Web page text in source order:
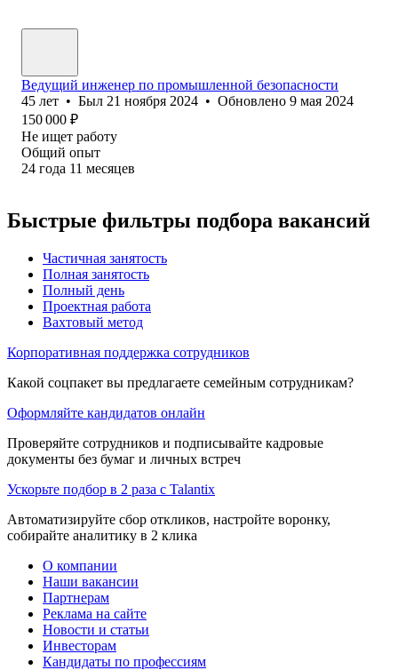
Ведущий инженер по промышленной безопасности
45 лет • Был 21 ноября 2024 • Обновлено 9 мая 2024
150 000 ₽
Не ищет работу
Общий опыт
24 года 11 месяцев
Быстрые фильтры подбора вакансий
Частичная занятость
Полная занятость
Полный день
Проектная работа
Вахтовый метод
Корпоративная поддержка сотрудников
Какой соцпакет вы предлагаете семейным сотрудникам?
Оформляйте кандидатов онлайн
Проверяйте сотрудников и подписывайте кадровые
документы без бумаг и личных встреч
Ускорьте подбор в 2 раза с Talantix
Автоматизируйте сбор откликов, настройте воронку,
собирайте аналитику в 2 клика
О компании
Наши вакансии
Партнерам
Реклама на сайте
Новости и статьи
Инвесторам
Кандидаты по профессиям